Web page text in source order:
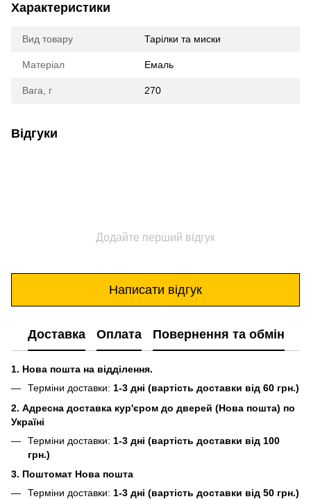
Характеристики
Вид товару Тарілки та миски
Матеріал Емаль
Вага, г 270
Відгуки
Додайте перший відгук
Написати відгук
Доставка Оплата Повернення та обмін
1. Нова пошта на відділення.
Терміни доставки: 1-3 дні (вартість доставки від 60 грн.)
2. Адресна доставка кур'єром до дверей (Нова пошта) по
Україні
Терміни доставки: 1-3 дні (вартість доставки від 100
грн.)
3. Поштомат Нова пошта
Терміни доставки: 1-3 дні (вартість доставки від 50 грн.)